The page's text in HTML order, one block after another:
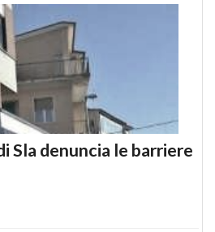
Sla denuncia le barriere